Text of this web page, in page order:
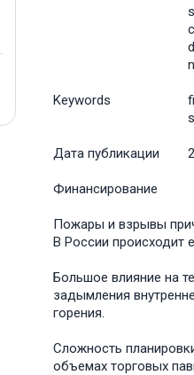
Keywords
Дата публикации
Финансирование
Пожары и взрывы
В России происходит
Большое влияние на
задымления
горения.
Сложность
объемах торговых